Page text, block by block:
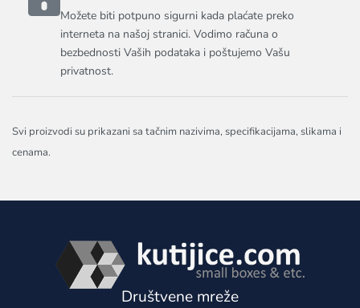
Možete biti potpuno sigurni kada plaćate preko
interneta na našoj stranici. Vodimo računa o
bezbednosti Vaših podataka i poštujemo Vašu
privatnost.
Svi proizvodi su prikazani sa tačnim nazivima, specifikacijama, slikama i
cenama.
Društvene mreže